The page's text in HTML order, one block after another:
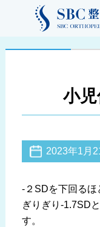
小
2023年1月
-２SDを下回るほ
ぎりぎり-1.7SD
す。